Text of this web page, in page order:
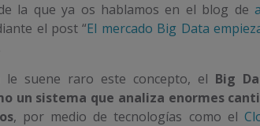
la que ya os hablamos en el blog de
el post “El mercado Big Data
le suene raro este concepto, el Big
un sistema que analiza enormes
, por medio de tecnologías como el